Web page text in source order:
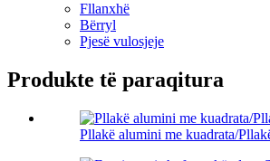
Fllanxhë
Bërryl
Pjesë vulosjeje
Produkte të paraqitura
Pllakë alumini me kuadrata/